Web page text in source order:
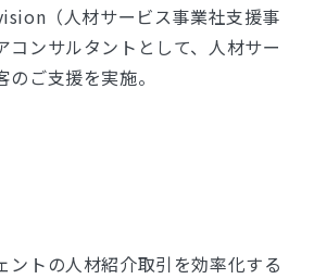
（人材サービス事業社支援事
コンサルタントとして、人材サー
ご支援を実施。
ントの人材紹介取引を効率化する